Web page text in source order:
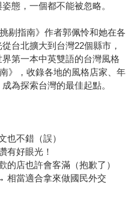
態，一個都不能被忽略。
剔指南》作者郭佩怜和她在各
台北擴大到台灣22個縣市，
第一本中英雙語的台灣風格
》，收錄各地的風格店家、年
成為探索台灣的最佳起點。
不錯（誤）
有好眼光！
店也許會客滿（抱歉了）
相當適合拿來做國民外交